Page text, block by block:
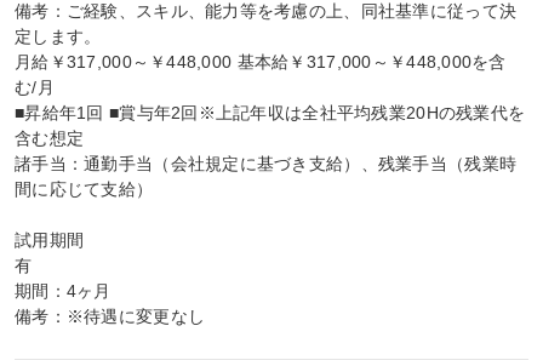
備考：ご経験、スキル、能力等を考慮の上、同社基準に従って決
定します。
月給￥317,000～￥448,000 基本給￥317,000～￥448,000を含
む/月
■昇給年1回 ■賞与年2回※上記年収は全社平均残業20Hの残業代を
含む想定
諸手当：通勤手当（会社規定に基づき支給）、残業手当（残業時
間に応じて支給）
試用期間
有
期間：4ヶ月
備考：※待遇に変更なし